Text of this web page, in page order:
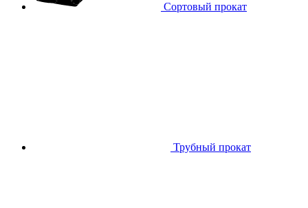
Сортовый прокат
Трубный прокат